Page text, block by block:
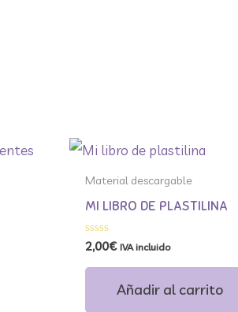
Material descargable
MI LIBRO DE PLASTILINA
Valorado
con
0
2,00€ IVA incluido
Añadir al carrito